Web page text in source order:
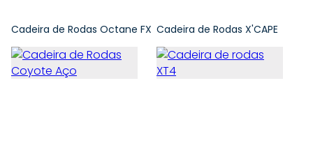
Cadeira de Rodas Octane FX Cadeira de Rodas X'CAPE